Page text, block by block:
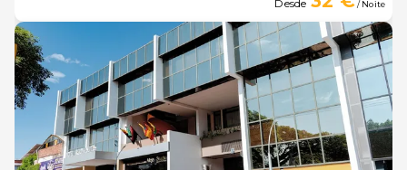
Desde / Noite